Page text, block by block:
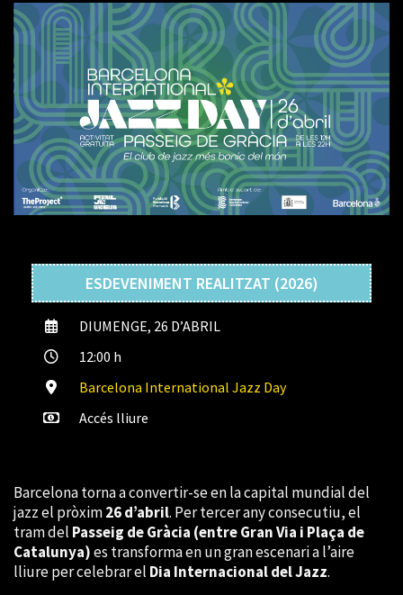
ESDEVENIMENT REALITZAT (2026)
DIUMENGE, 26 D’ABRIL
12:00 h
Barcelona International Jazz Day
Accés lliure
Barcelona torna a convertir-se en la capital mundial del
jazz el pròxim26 d’abril. Per tercer any consecutiu, el
tram del Passeig de Gràcia (entre Gran Via i Plaça de
Catalunya)es transforma en un gran escenari a l’aire
lliure per celebrar el Dia Internacional del Jazz.